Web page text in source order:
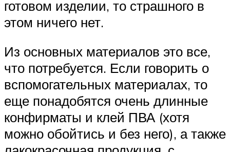
готовом изделии, то страшного в
этом ничего нет.
Из основных материалов это все,
что потребуется. Если говорить о
вспомогательных материалах, то
еще понадобятся очень длинные
конфирматы и клей ПВА (хотя
можно обойтись и без него), а также